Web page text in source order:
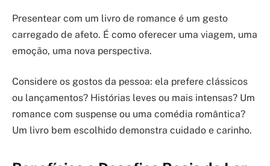
Presentear com um livro de romance é um gesto
carregado de afeto. É como oferecer uma viagem, uma
emoção, uma nova perspectiva.
Considere os gostos da pessoa: ela prefere clássicos
ou lançamentos? Histórias leves ou mais intensas? Um
romance com suspense ou uma comédia romântica?
Um livro bem escolhido demonstra cuidado e carinho.